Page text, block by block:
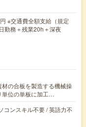
※交通費全額支給（規定
勤務＋残業20h＋深夜
の合板を製造する機械操
単位の単板に加工…
コンスキル不要 / 英語力不